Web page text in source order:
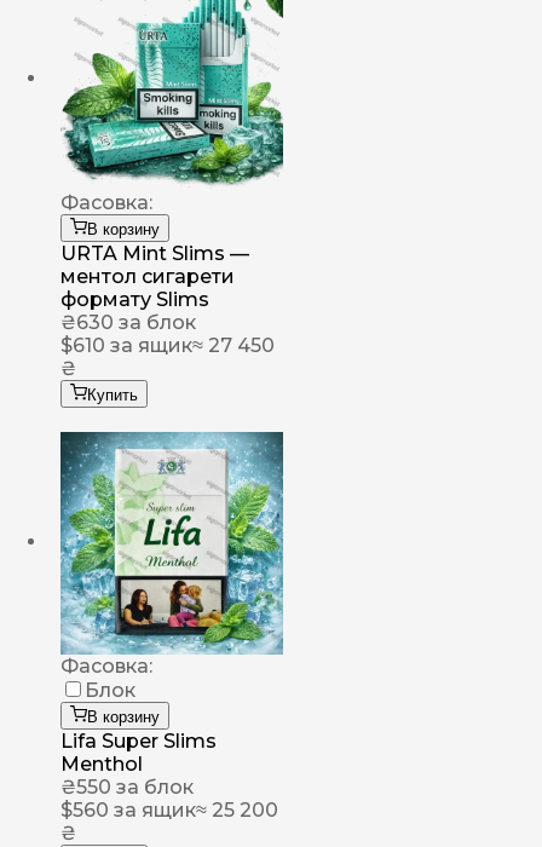
Фасовка:
В корзину
URTA Mint Slims —
ментол сигарети
формату Slims
₴630 за блок
$610 за ящик≈ 27 450
₴
Купить
Фасовка:
Блок
В корзину
Lifa Super Slims
Menthol
₴550 за блок
$560 за ящик≈ 25 200
₴